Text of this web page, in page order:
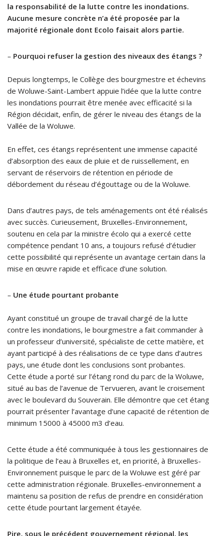
la responsabilité de la lutte contre les inondations.
Aucune mesure concrète n’a été proposée par la
majorité régionale dont Ecolo faisait alors partie.
– Pourquoi refuser la gestion des niveaux des étangs ?
Depuis longtemps, le Collège des bourgmestre et échevins
de Woluwe-Saint-Lambert appuie l’idée que la lutte contre
les inondations pourrait être menée avec efficacité si la
Région décidait, enfin, de gérer le niveau des étangs de la
Vallée de la Woluwe.
En effet, ces étangs représentent une immense capacité
d’absorption des eaux de pluie et de ruissellement, en
servant de réservoirs de rétention en période de
débordement du réseau d’égouttage ou de la Woluwe.
Dans d’autres pays, de tels aménagements ont été réalisés
avec succès. Curieusement, Bruxelles-Environnement,
soutenu en cela par la ministre écolo qui a exercé cette
compétence pendant 10 ans, a toujours refusé d’étudier
cette possibilité qui représente un avantage certain dans la
mise en œuvre rapide et efficace d’une solution.
– Une étude pourtant probante
Ayant constitué un groupe de travail chargé de la lutte
contre les inondations, le bourgmestre a fait commander à
un professeur d’université, spécialiste de cette matière, et
ayant participé à des réalisations de ce type dans d’autres
pays, une étude dont les conclusions sont probantes.
Cette étude a porté sur l’étang rond du parc de la Woluwe,
situé au bas de l’avenue de Tervueren, avant le croisement
avec le boulevard du Souverain. Elle démontre que cet étang
pourrait présenter l’avantage d’une capacité de rétention de
minimum 15000 à 45000 m3 d’eau.
Cette étude a été communiquée à tous les gestionnaires de
la politique de l’eau à Bruxelles et, en priorité, à Bruxelles-
Environnement puisque le parc de la Woluwe est géré par
cette administration régionale. Bruxelles-environnement a
maintenu sa position de refus de prendre en considération
cette étude pourtant largement étayée.
Pire, sous le précédent gouvernement régional, les